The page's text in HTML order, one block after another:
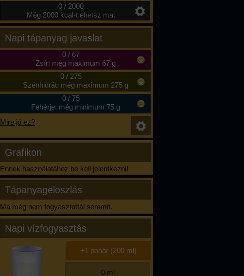
0 / 2000
Még 2000 kcal-t ehetsz ma.
Napi tápanyag javaslat
0/ 67
Zsír: még maximum 67 g
0/ 275
Szénhidrát: még maximum 275 g
0/ 75
Fehérje: még minimum 75 g
Mire jó ez?
Grafikon
Ennek használatához be kell jelentkezni!
Tápanyageloszlás
Ma még nem fogyasztottál semmit.
Napi vízfogyasztás